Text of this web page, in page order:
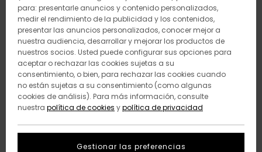
para: presentarle anuncios y contenido personalizados,
medir el rendimiento de la publicidad y los contenidos,
presentar las anuncios personalizados, conocer mejor a
nuestra audiencia, desarrollar y mejorar los productos de
nuestros socios. Usted puede configurar sus opciones para
aceptar o rechazar las cookies sujetas a su
consentimiento, o bien, para rechazar las cookies cuando
no están sujetas a su consentimiento (como algunas
cookies de análisis). Para más información, consulte
nuestra política de cookies ypolítica de privacidad
Gestionar las preferencias